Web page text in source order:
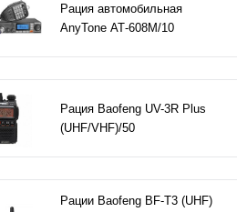
Рация автомобильная
AnyTone АТ-608М/10
Рация Baofeng UV-3R Plus
(UHF/VHF)/50
Рации Baofeng BF-T3 (UHF)